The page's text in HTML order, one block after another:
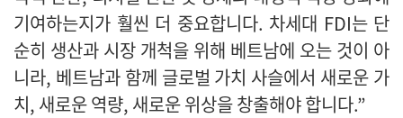
기여하는지가 훨씬 더 중요합니다. 차세대 FDI는 단
순히 생산과 시장 개척을 위해 베트남에 오는 것이 아
니라, 베트남과 함께 글로벌 가치 사슬에서 새로운 가
치, 새로운 역량, 새로운 위상을 창출해야 합니다.”